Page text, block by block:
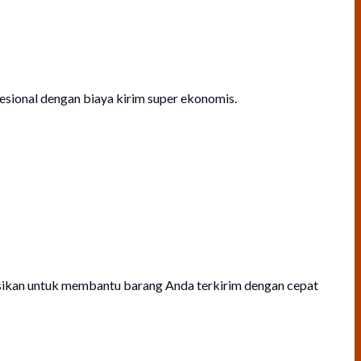
dengan biaya kirim super ekonomis.
untuk membantu barang Anda terkirim dengan cepat